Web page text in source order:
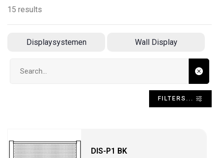
15 results
Displaysystemen Wall Display
FILTERS...
DIS-P1 BK